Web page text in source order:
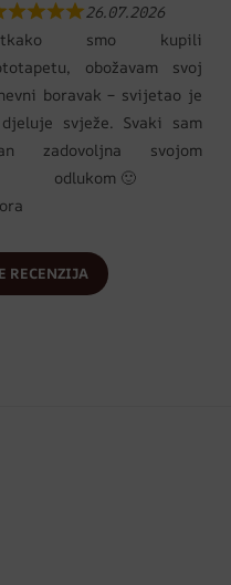
26.07.2026
smo kupili
obožavam svoj
boravak – svijetao je
svježe. Svaki sam
zadovoljna svojom
odlukom 🙂
RECENZIJA